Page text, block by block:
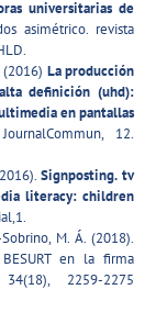
universitarias de
asimétrico. revista
(2016) La producción
definición (uhd):
en pantallas
12.
Signposting. tv
literacy: children
M. Á. (2018).
en la firma
2259-2275